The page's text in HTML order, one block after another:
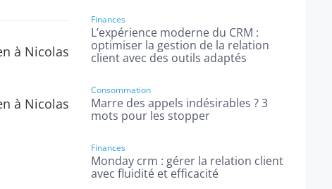
à Nicolas
à Nicolas
Finances
L’expérience moderne du CRM :
optimiser la gestion de la relation
client avec des outils adaptés
Consommation
Marre des appels indésirables ? 3
mots pour les stopper
Finances
Monday crm : gérer la relation client
avec fluidité et efficacité